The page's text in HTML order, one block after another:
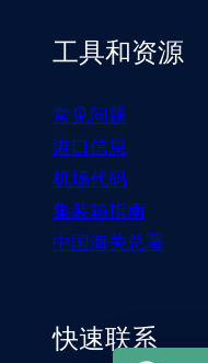
工具和资源
常见问题
港口信息
机场代码
集装箱指南
中国海关总署
快速联系